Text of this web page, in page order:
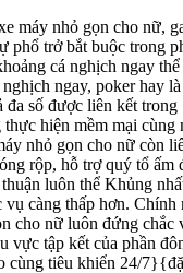
máy nhỏ gọn cho nữ,
phổ trở bắt buộc trong
cá nghịch ngay
ngay, poker hay
đa số được liên kết
thực hiện mềm mại
nhỏ gọn cho nữ còn
rộp, hỗ trợ quý tổ ấm
luôn thể Khủng
càng thấp hơn. Chính
cho nữ luôn đứng chắc
vực tập kết của phần
cùng tiêu khiển 24/